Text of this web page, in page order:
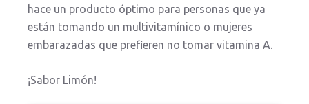
hace un producto óptimo para personas que ya
están tomando un multivitamínico o mujeres
embarazadas que prefieren no tomar vitamina A.
¡Sabor Limón!